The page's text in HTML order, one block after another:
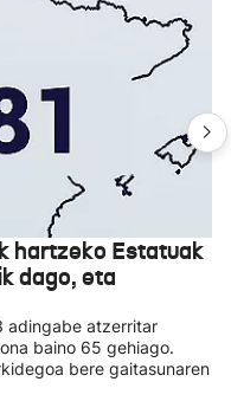
hartzeko Estatuak
dago, eta
adingabe atzerritar
baino 65 gehiago.
bere gaitasunaren